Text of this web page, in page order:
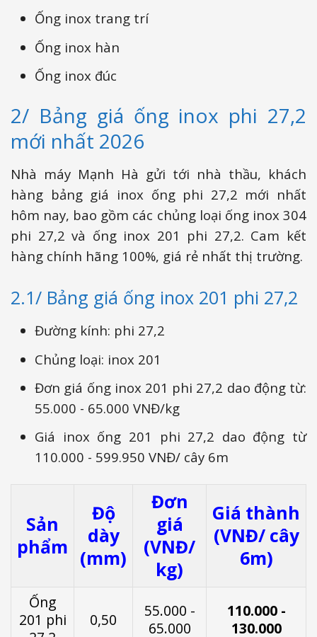
Ống inox trang trí
Ống inox hàn
Ống inox đúc
2/ Bảng giá ống inox phi 27,2
mới nhất 2026
Nhà máy Mạnh Hà gửi tới nhà thầu, khách
hàng bảng giá inox ống phi 27,2 mới nhất
hôm nay, bao gồm các chủng loại ống inox 304
phi 27,2 và ống inox 201 phi 27,2. Cam kết
hàng chính hãng 100%, giá rẻ nhất thị trường.
2.1/ Bảng giá ống inox 201 phi 27,2
Đường kính: phi 27,2
Chủng loại: inox 201
Đơn giá ống inox 201 phi 27,2 dao động từ:
55.000 - 65.000 VNĐ/kg
Giá inox ống 201 phi 27,2 dao động từ
110.000 - 599.950 VNĐ/ cây 6m
Sản
phẩm
Độ
dày
(mm)
Đơn
giá
(VNĐ/
kg)
Giá thành
(VNĐ/ cây
6m)
Ống
201 phi
0,50
55.000 -
65.000
110.000 -
130.000